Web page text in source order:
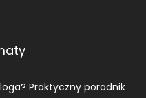
Praktyczny poradnik